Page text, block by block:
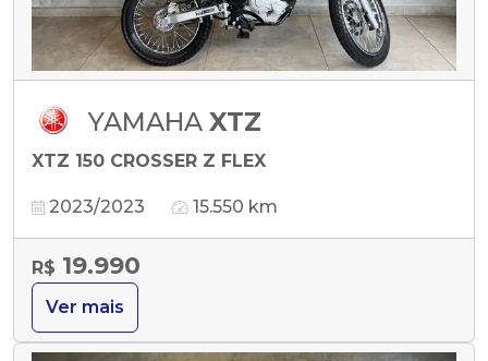
YAMAHA XTZ
XTZ 150 CROSSER Z FLEX
2023/2023 15.550 km
R$ 19.990
Ver mais